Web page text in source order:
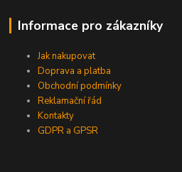
Informace pro zákazníky
Jak nakupovat
Doprava a platba
Obchodní podmínky
Reklamační řád
Kontakty
GDPR a GPSR